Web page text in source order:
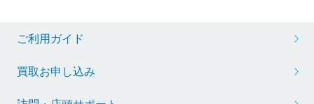
ご利用ガイド
買取お申し込み